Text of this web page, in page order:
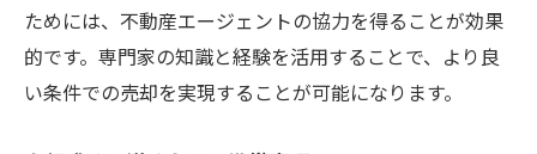
ためには、不動産エージェントの協力を得ることが効果
的です。専門家の知識と経験を活用することで、より良
い条件での売却を実現することが可能になります。